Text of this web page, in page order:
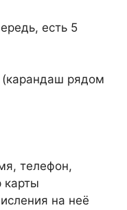
есть 5
(карандаш рядом
телефон,
карты
на неё